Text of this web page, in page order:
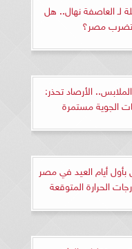
لـ العاصفة نهال.. هل
مصر؟
الأرصاد تحذر:
الجوية مستمرة
أيام العيد في مصر